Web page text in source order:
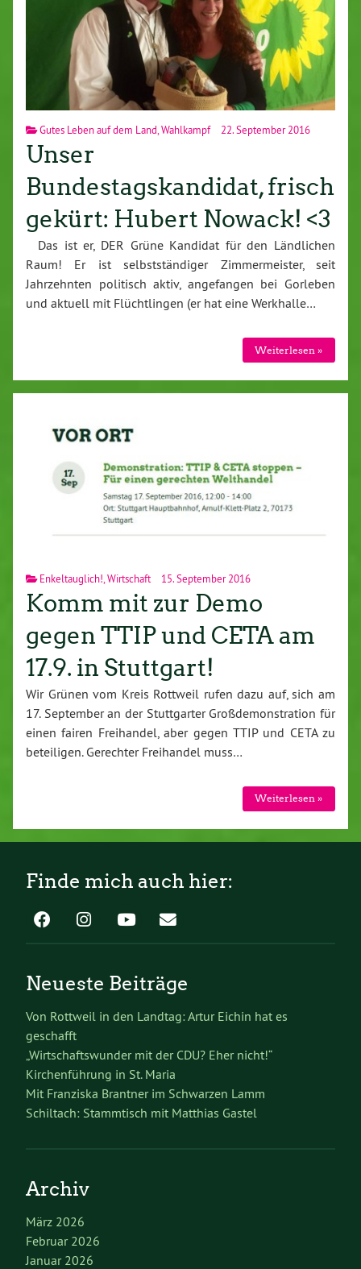
Gutes Leben auf dem Land Wahlkampf 22. September 2016
Unser
Bundestagskandidat, frisch
gekürt: Hubert Nowack! <3
Das ist er, DER Grüne Kandidat für den Ländlichen
Raum! Er ist selbstständiger Zimmermeister, seit
Jahrzehnten politisch aktiv, angefangen bei Gorleben
und aktuell mit Flüchtlingen (er hat eine Werkhalle…
Weiterlesen »
Enkeltauglich! Wirtschaft 15. September 2016
Komm mit zur Demo
gegen TTIP und CETA am
17.9. in Stuttgart!
Wir Grünen vom Kreis Rottweil rufen dazu auf, sich am
17. September an der Stuttgarter Großdemonstration für
einen fairen Freihandel, aber gegen TTIP und CETA zu
beteiligen. Gerechter Freihandel muss…
Weiterlesen »
Finde mich auch hier:
Neueste Beiträge
Von Rottweil in den Landtag: Artur Eichin hat es
geschafft
„Wirtschaftswunder mit der CDU? Eher nicht!“
Kirchenführung in St. Maria
Mit Franziska Brantner im Schwarzen Lamm
Schiltach: Stammtisch mit Matthias Gastel
Archiv
März 2026
Februar 2026
Januar 2026